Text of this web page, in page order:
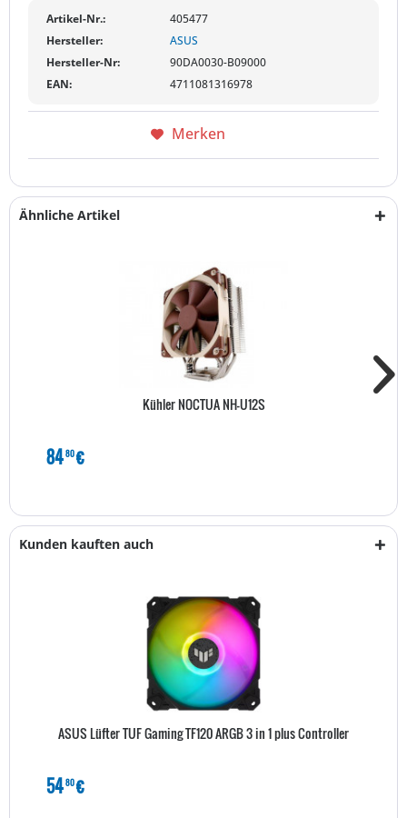
Artikel-Nr.:
405477
Hersteller:
ASUS
Hersteller-Nr:
90DA0030-B09000
EAN:
4711081316978
Merken
Ähnliche Artikel
Kühler NOCTUA NH-U12S
8480€
Kunden kauften auch
ASUS Lüfter TUF Gaming TF120 ARGB 3 in 1 plus Controller
5480€